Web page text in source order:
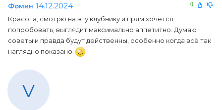
0
Фомин 14.12.2024
Красота, смотрю на эту клубнику и прям хочется
попробовать, выглядит максимально аппетитно. Думаю
советы и правда будут действенны, особенно когда всё так
наглядно показано.
V